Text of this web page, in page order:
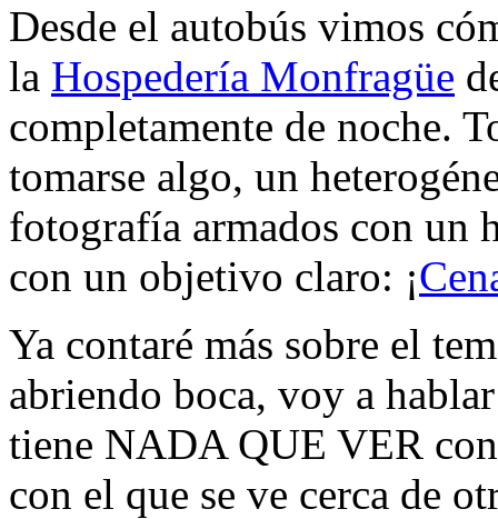
Desde el autobús vimos
la Hospedería Monfragüe
completamente de noche.
tomarse algo, un
fotografía armados con un
con un objetivo claro: ¡
Ya contaré más sobre el
abriendo boca, voy a
tiene NADA QUE VER
con el que se ve cerca de